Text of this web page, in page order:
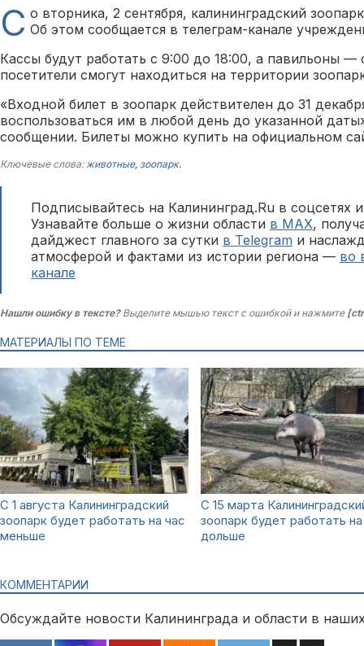
С о вторника, 2 сентября, калининградский
Об этом сообщается в телеграм-канале
Кассы будут работать с 9:00 до 18:00, а павильоны —
посетители смогут находиться на территории
«Входной билет в зоопарк действителен до 31
воспользоваться им в любой день до указанной
сообщении. Билеты можно купить на официальном
Ключевые слова:животные, зоопарк.
Подписывайтесь на Калининград.Ru в соцсетях
Узнавайте больше о жизни области в MAX,
дайджест главного за сутки в Telegram и
атмосферой и фактами из истории региона — во
канале
Нашли ошибку в тексте?Выделите мышью текст с ошибкой и нажмите
МАТЕРИАЛЫ ПО ТЕМЕ
С 1 августа Калининградский
зоопарк будет работать на час
меньше
С 15 марта
зоопарк будет работать
дольше
КОММЕНТАРИИ
Обсуждайте новости Калининграда и области в